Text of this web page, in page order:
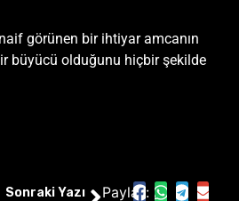
görünen bir ihtiyar amcanın
büyücü olduğunu hiçbir şekilde
Sonraki Yazı Paylaş: